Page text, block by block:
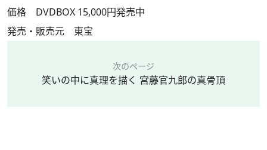
価格 DVDBOX 15,000円発売中
発売・販売元 東宝
次のページ
笑いの中に真理を描く 宮藤官九郎の真骨頂